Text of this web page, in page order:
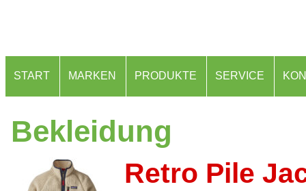
START MARKEN PRODUKTE SERVICE
Bekleidung
Retro Pile